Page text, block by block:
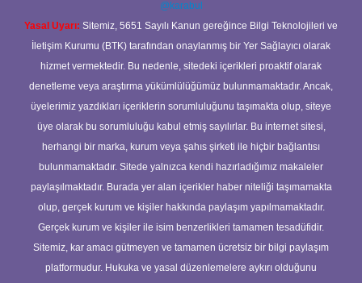
@karabul
Yasal Uyarı: Sitemiz, 5651 Sayılı Kanun gereğince Bilgi Teknolojileri ve
İletişim Kurumu (BTK) tarafından onaylanmış bir Yer Sağlayıcı olarak
hizmet vermektedir. Bu nedenle, sitedeki içerikleri proaktif olarak
denetleme veya araştırma yükümlülüğümüz bulunmamaktadır. Ancak,
üyelerimiz yazdıkları içeriklerin sorumluluğunu taşımakta olup, siteye
üye olarak bu sorumluluğu kabul etmiş sayılırlar. Bu internet sitesi,
herhangi bir marka, kurum veya şahıs şirketi ile hiçbir bağlantısı
bulunmamaktadır. Sitede yalnızca kendi hazırladığımız makaleler
paylaşılmaktadır. Burada yer alan içerikler haber niteliği taşımamakta
olup, gerçek kurum ve kişiler hakkında paylaşım yapılmamaktadır.
Gerçek kurum ve kişiler ile isim benzerlikleri tamamen tesadüfidir.
Sitemiz, kar amacı gütmeyen ve tamamen ücretsiz bir bilgi paylaşım
platformudur. Hukuka ve yasal düzenlemelere aykırı olduğunu